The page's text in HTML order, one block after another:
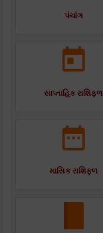
પંચાંગ
સાપ્તાહિક રાશિફળ
માસિક રાશિફળ